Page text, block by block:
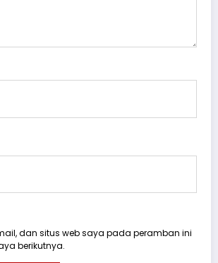
dan situs web saya pada peramban ini
berikutnya.